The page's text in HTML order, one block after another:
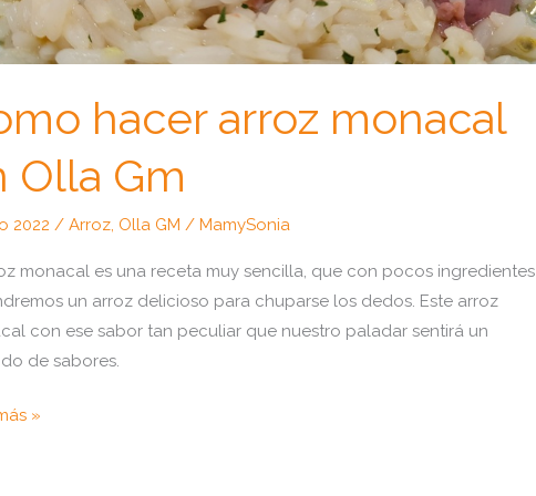
hacer arroz monacal
Olla Gm
2022/Arroz, Olla GM /MamySonia
monacal es una receta muy sencilla, que con pocos ingredientes
un arroz delicioso para chuparse los dedos. Este arroz
con ese sabor tan peculiar que nuestro paladar sentirá un
de sabores.
»